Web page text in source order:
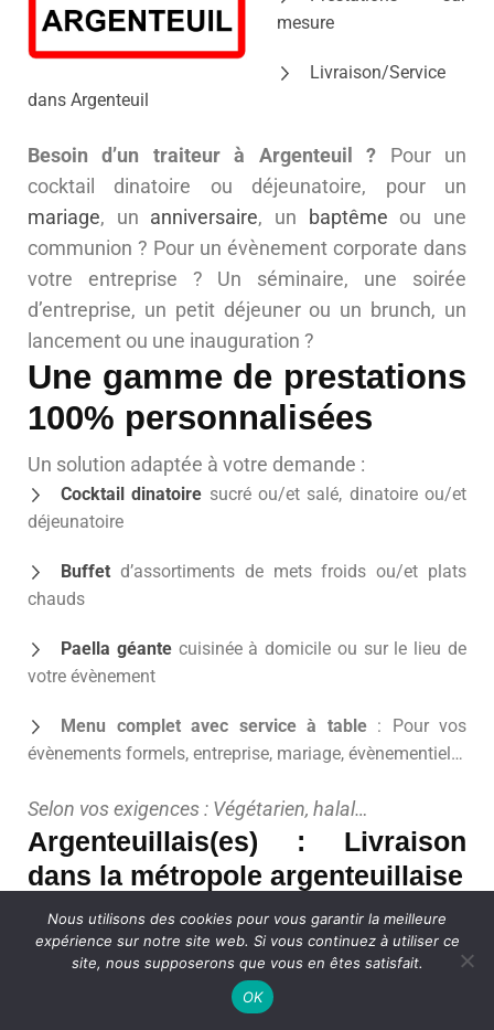
mesure
Livraison/Service
dans Argenteuil
Besoin d’un traiteur à Argenteuil ? Pour un
cocktail dinatoire ou déjeunatoire, pour un
mariage, un anniversaire, un baptême ou une
communion ? Pour un évènement corporate dans
votre entreprise ? Un séminaire, une soirée
d’entreprise, un petit déjeuner ou un brunch, un
lancement ou une inauguration ?
Une gamme de prestations
100% personnalisées
Un solution adaptée à votre demande :
Cocktail dinatoire sucré ou/et salé, dinatoire ou/et
déjeunatoire
Buffet d’assortiments de mets froids ou/et plats
chauds
Paella géantecuisinée à domicile ou sur le lieu de
votre évènement
Menu complet avec service à table: Pour vos
évènements formels, entreprise, mariage, évènementiel…
Selon vos exigences : Végétarien, halal…
Argenteuillais(es) : Livraison
dans la métropole argenteuillaise
Livraison traiteur à Argenteuil, partout en Ville :
Centre-Ville, Champioux Prunet, Jolival la Colonie,
Marais Pont neuf, Nonaise Douce Fève, Orgemont
Vaucelle, Val d’Argent, Vilembert Mazagran, Val
Nous utilisons des cookies pour vous garantir la meilleure
expérience sur notre site web. Si vous continuez à utiliser ce
site, nous supposerons que vous en êtes satisfait.
OK